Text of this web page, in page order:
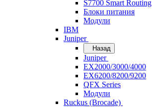
S7700 Smart Routing
Блоки питания
Модули
IBM
Juniper
Назад
Juniper
EX2000/3000/4000
EX6200/8200/9200
QFX Series
Модули
Ruckus (Brocade)